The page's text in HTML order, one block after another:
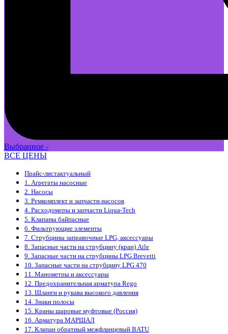
Выбранное -
ВСЕ ЦЕНЫ
Прайс-листактуальный
1. Агрегаты насосные
2. Насосы
3. Ремкомплект и запчасти насосов
4. Расходомеры и запчасти Liqua-Tech
5. Клапаны байпасные
6. Фильтрующие элементы
7. Струбцины заправочные LPG, аксессуары
8. Запасные части на струбцину (кран) Aile
9. Запасные части на струбцины LPG Brevetti
10. Запасные части на струбцину LPG 470
11. Манометры и аксессуары
12. Предохранительная арматура Rego
13. Шланги и рукава высокого давления
14. Знаки полосы
15. Краны шаровые муфтовые (Россия)
16. Арматура МАРШАЛ
17. Клапан обратный межфланцевый BATU